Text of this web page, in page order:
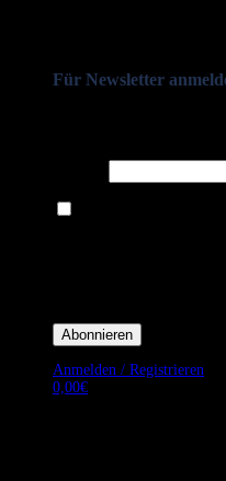
Für Newsletter
Anmelden / Registrieren
0,00€